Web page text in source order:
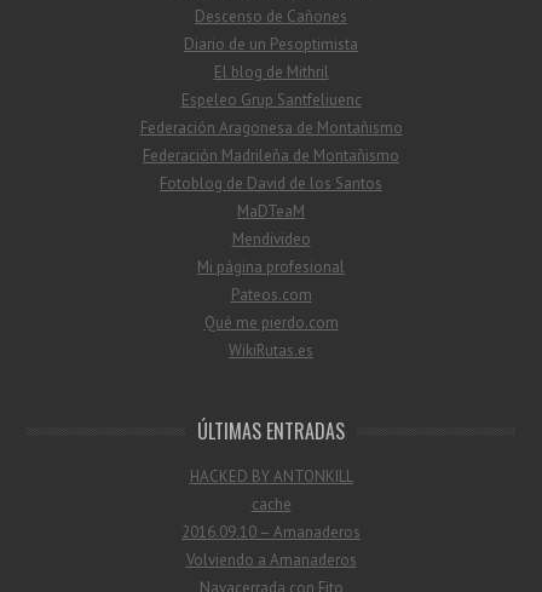
Descenso de Cañones
Diario de un Pesoptimista
El blog de Mithril
Espeleo Grup Santfeliuenc
Federación Aragonesa de Montañismo
Federación Madrileña de Montañismo
Fotoblog de David de los Santos
MaDTeaM
Mendivideo
Mi página profesional
Pateos.com
Qué me pierdo.com
WikiRutas.es
ÚLTIMAS ENTRADAS
HACKED BY ANTONKILL
cache
2016.09.10 – Amanaderos
Volviendo a Amanaderos
Navacerrada con Fito